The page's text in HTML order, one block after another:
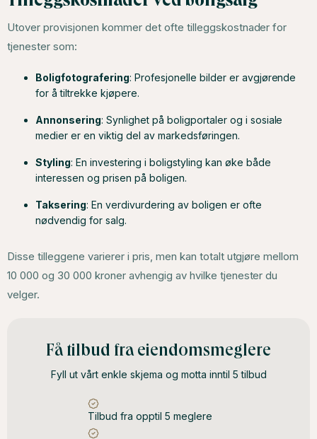
Utover provisjonen kommer det ofte tilleggskostnader for
tjenester som:
Boligfotografering: Profesjonelle bilder er avgjørende
for å tiltrekke kjøpere.
Annonsering: Synlighet på boligportaler og i sosiale
medier er en viktig del av markedsføringen.
Styling: En investering i boligstyling kan øke både
interessen og prisen på boligen.
Taksering: En verdivurdering av boligen er ofte
nødvendig for salg.
Disse tilleggene varierer i pris, men kan totalt utgjøre mellom
10 000 og 30 000 kroner avhengig av hvilke tjenester du
velger.
Få tilbud fra eiendomsmeglere
Fyll ut vårt enkle skjema og motta inntil 5 tilbud
Tilbud fra opptil 5 meglere